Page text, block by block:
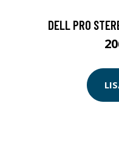
DELL PRO